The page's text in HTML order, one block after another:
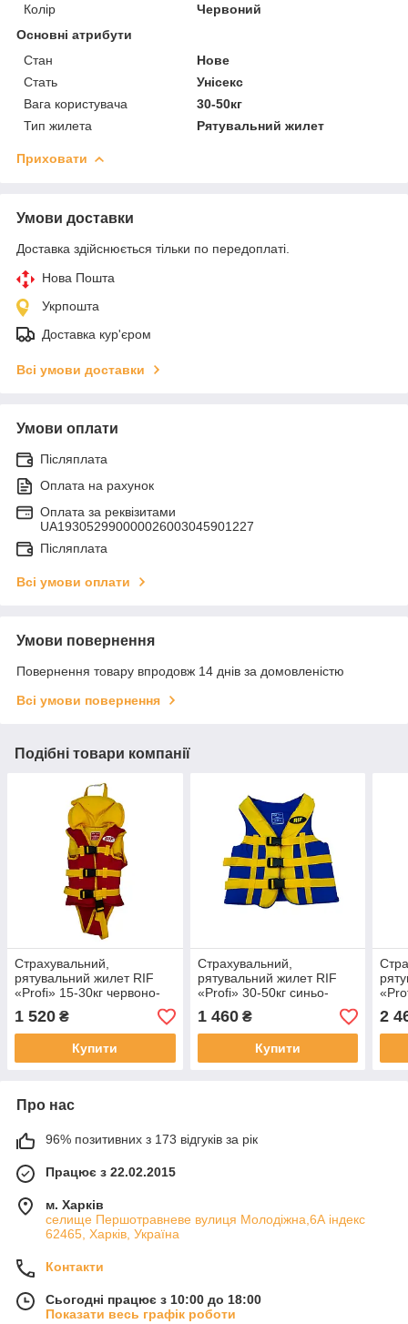
Колір
Червоний
Основні атрибути
Стан
Нове
Стать
Унісекс
Вага користувача
30-50кг
Тип жилета
Рятувальний жилет
Приховати
Умови доставки
Доставка здійснюється тільки по передоплаті.
Нова Пошта
Укрпошта
Доставка кур'єром
Всі умови доставки
Умови оплати
Післяплата
Оплата на рахунок
Оплата за реквізитами
UA193052990000026003045901227
Післяплата
Всі умови оплати
Умови повернення
Повернення товару впродовж 14 днів за домовленістю
Всі умови повернення
Подібні товари компанії
Страхувальний,
рятувальний жилет RIF
«Profi» 15-30кг червоно-
жовтий
1 520 ₴
Купити
Страхувальний,
рятувальний жилет RIF
«Profi» 30-50кг синьо-
жовтий
1 460₴
Купити
2
Про нас
96% позитивних з 173 відгуків за рік
Працює з 22.02.2015
м. Харків
cелище Першотравневе вулиця Молодіжна,6А індекс
62465, Харків, Україна
Контакти
Сьогодні працює з 10:00 до 18:00
Показати весь графік роботи